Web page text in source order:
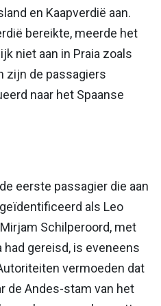
en Kaapverdië aan.
bereikte, meerde het
niet aan in Praia zoals
zijn de passagiers
naar het Spaanse
eerste passagier die aan
als Leo
Schilperoord, met
gereisd, is eveneens
vermoeden dat
de Andes-stam van het